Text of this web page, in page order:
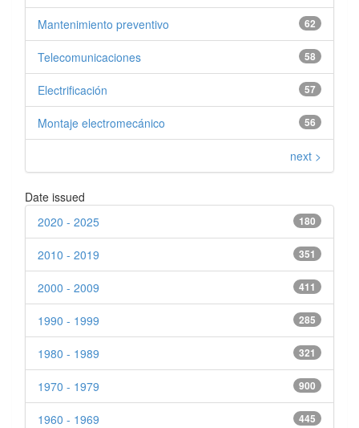
62
Mantenimiento preventivo
58
Telecomunicaciones
57
Electrificación
56
Montaje electromecánico
next >
Date issued
180
2020 - 2025
351
2010 - 2019
411
2000 - 2009
285
1990 - 1999
321
1980 - 1989
900
1970 - 1979
445
1960 - 1969